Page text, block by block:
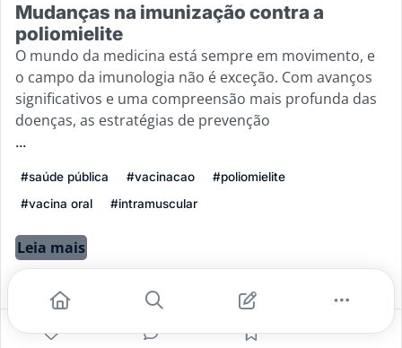
Mudanças na imunização contra a
poliomielite
O mundo da medicina está sempre em movimento, e
o campo da imunologia não é exceção. Com avanços
significativos e uma compreensão mais profunda das
doenças, as estratégias de prevenção
...
#saúde pública #vacinacao
#poliomielite
#vacina oral
#intramuscular
Leia mais